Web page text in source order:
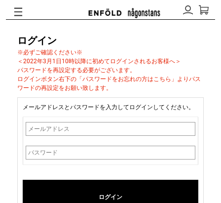
ログイン
※必ずご確認ください※
＜2022年3月1日10時以降に初めてログインされるお客様へ＞
パスワードを再設定する必要がございます。
ログインボタン右下の「パスワードをお忘れの方はこちら」よりパス
ワードの再設定をお願い致します。
メールアドレスとパスワードを入力してログインしてください。